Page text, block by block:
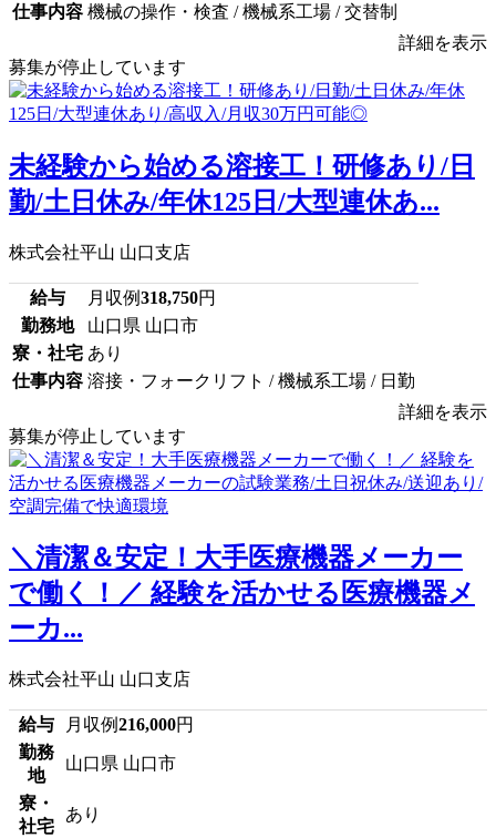
仕事内容 機械の操作・検査 / 機械系工場 / 交替制
詳細を表示
募集が停止しています
未経験から始める溶接工！研修あり/日
勤/土日休み/年休125日/大型連休あ...
株式会社平山 山口支店
給与 月収例318,750円
勤務地
山口県 山口市
寮・社宅 あり
仕事内容 溶接・フォークリフト / 機械系工場 / 日勤
詳細を表示
募集が停止しています
＼清潔＆安定！大手医療機器メーカー
で働く！／ 経験を活かせる医療機器メ
ーカ...
株式会社平山 山口支店
給与 月収例216,000円
勤務
地
山口県 山口市
寮・
社宅
あり